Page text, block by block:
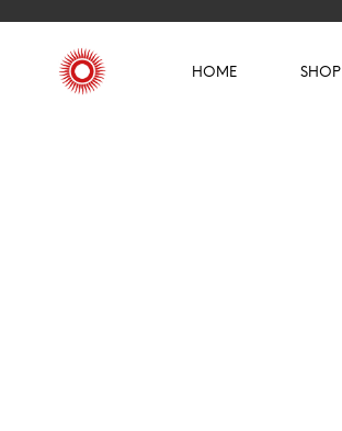
HOME SHOP